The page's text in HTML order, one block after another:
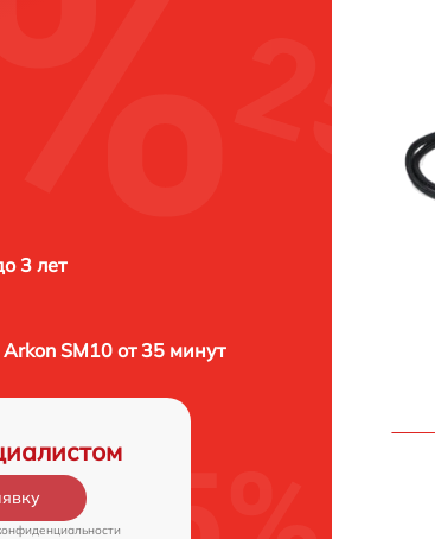
3 лет
Arkon SM10 от 35 минут